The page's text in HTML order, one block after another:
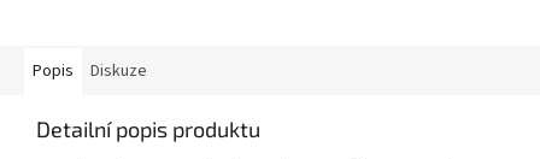
Popis Diskuze
Detailní popis produktu